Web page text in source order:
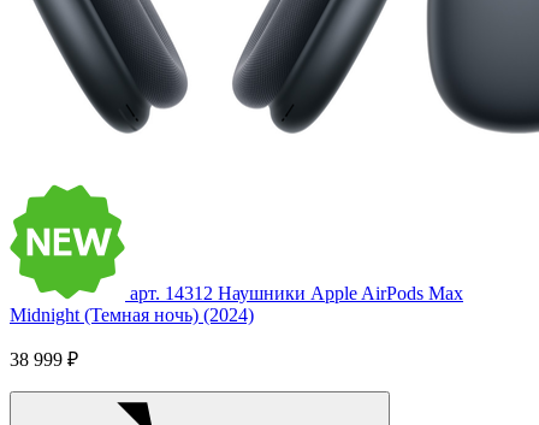
арт. 14312 Наушники Apple AirPods Max
Midnight (Темная ночь) (2024)
38 999 ₽